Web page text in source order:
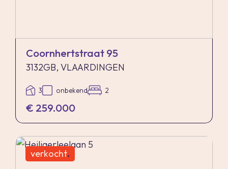
Coornhertstraat 95
3132GB, VLAARDINGEN
3 onbekend 2
€ 259.000
verkocht.